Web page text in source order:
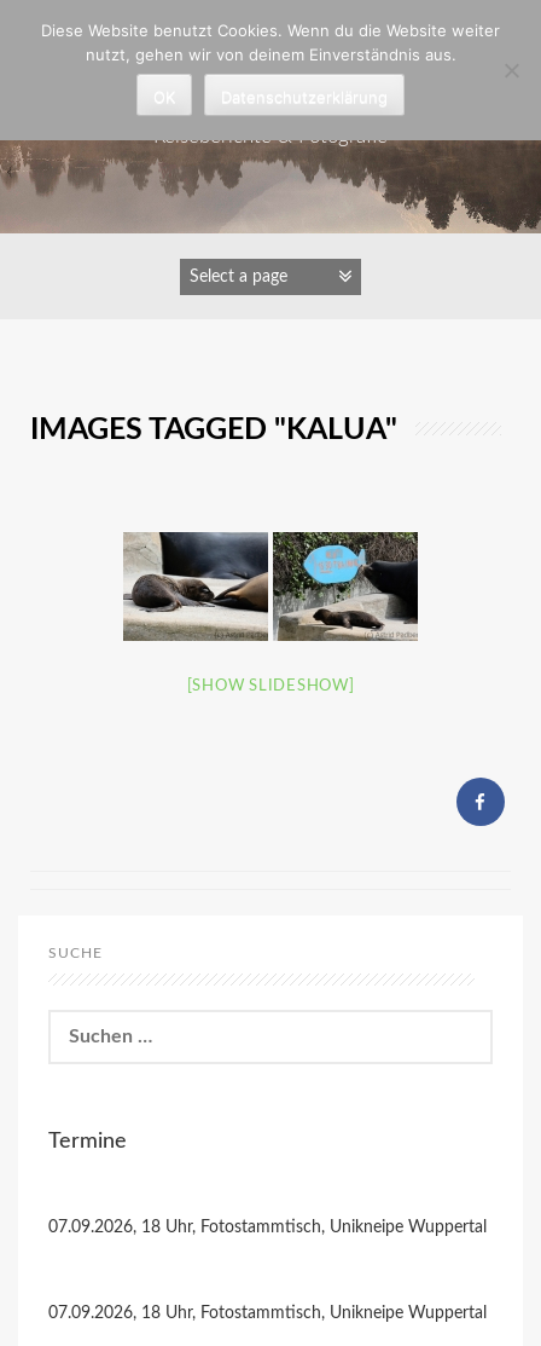
Astrid Padberg
Reiseberichte & Fotografie
IMAGES TAGGED "KALUA"
[SHOW SLIDESHOW]
SUCHE
nach:
Termine
07.09.2026, 18 Uhr, Fotostammtisch, Unikneipe Wuppertal
07.09.2026, 18 Uhr, Fotostammtisch, Unikneipe Wuppertal
Diese Website benutzt Cookies. Wenn du die Website weiter
nutzt, gehen wir von deinem Einverständnis aus.